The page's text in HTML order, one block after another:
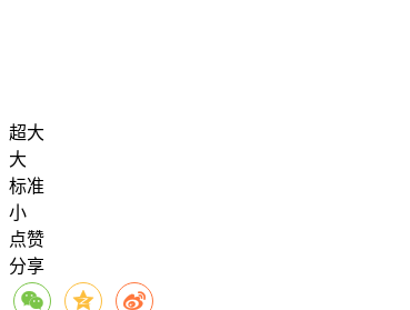
超大
大
标准
小
点赞
分享